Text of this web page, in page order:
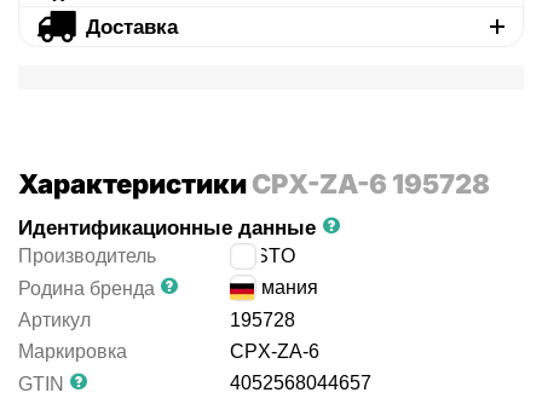
Доставка
ХарактеристикиCPX-ZA-6 195728
Идентификационные данные
Производитель
FESTO
Родина бренда
Германия
Артикул
195728
Маркировка
CPX-ZA-6
GTIN
4052568044657